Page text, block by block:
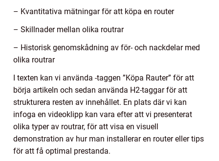
– Kvantitativa mätningar för att köpa en router
– Skillnader mellan olika routrar
– Historisk genomskådning av för- och nackdelar med
olika routrar
I texten kan vi använda -taggen ”Köpa Rauter” för att
börja artikeln och sedan använda H2-taggar för att
strukturera resten av innehållet. En plats där vi kan
infoga en videoklipp kan vara efter att vi presenterat
olika typer av routrar, för att visa en visuell
demonstration av hur man installerar en router eller tips
för att få optimal prestanda.